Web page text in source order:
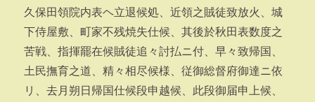
久保田領院内表ヘ立退候処、近領之賊徒致放火、城
下侍屋敷、町家不残焼失仕候、其後於秋田表数度之
苦戦、指揮罷在候賊徒追々討払ニ付、早々致帰国、
土民撫育之道、精々相尽候様、従御総督府御達ニ依
リ、去月朔日帰国仕候段申越候、此段御届申上候、